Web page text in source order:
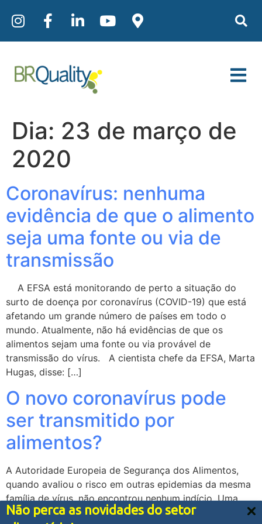
Não perca as novidades do setor
Dia: 23 de março de
2020
Coronavírus: nenhuma
evidência de que o alimento
seja uma fonte ou via de
transmissão
A EFSA está monitorando de perto a situação do
surto de doença por coronavírus (COVID-19) que está
afetando um grande número de países em todo o
mundo. Atualmente, não há evidências de que os
alimentos sejam uma fonte ou via provável de
transmissão do vírus. A cientista chefe da EFSA, Marta
Hugas, disse: […]
O novo coronavírus pode
ser transmitido por
alimentos?
A Autoridade Europeia de Segurança dos Alimentos,
quando avaliou o risco em outras epidemias da mesma
família de vírus, não encontrou nenhum indício. Uma
dúvida recorrente é se o novo coronavírus pode ser